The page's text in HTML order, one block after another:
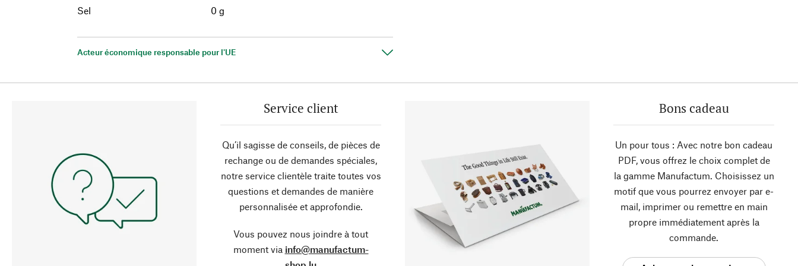
Sel 0 g
Acteur économique responsable pour l'UE
Service client
Qu’il sagisse de conseils, de pièces de
rechange ou de demandes spéciales,
notre service clientèle traite toutes vos
questions et demandes de manière
personnalisée et approfondie.
Vous pouvez nous joindre à tout
moment via info@manufactum-
Bons cadeau
Un pour tous : Avec notre bon cadeau
PDF, vous offrez le choix complet de
la gamme Manufactum. Choisissez un
motif que vous pourrez envoyer par e-
mail, imprimer ou remettre en main
propre immédiatement après la
commande.